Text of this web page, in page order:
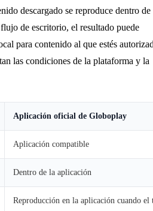
descargado se reproduce dentro de
de escritorio, el resultado puede
para contenido al que estés
las condiciones de la plataforma y la
Aplicación oficial de Globoplay
Aplicación compatible
Dentro de la aplicación
Reproducción en la aplicación cuando